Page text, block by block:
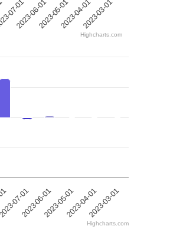
07-01
2023-06-012023-05-012023-04-012023-03-01
Highcharts.com
07-01
2023-06-012023-05-012023-04-012023-03-01
Highcharts.com